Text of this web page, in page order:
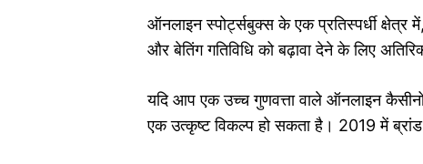
ऑनलाइन स्पोर्ट्सबुक्स के एक प्रतिस्पर्धी क्षेत्र
और बेतिंग गतिविधि को बढ़ावा देने के लिए
यदि आप एक उच्च गुणवत्ता वाले ऑनलाइन
एक उत्कृष्ट विकल्प हो सकता है। 2019 में